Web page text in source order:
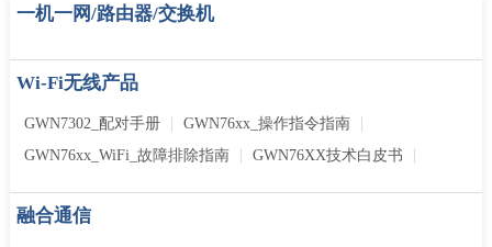
一机一网/路由器/交换机
Wi-Fi无线产品
GWN7302_配对手册
GWN76xx_操作指令指南
GWN76xx_WiFi_故障排除指南
GWN76XX技术白皮书
融合通信